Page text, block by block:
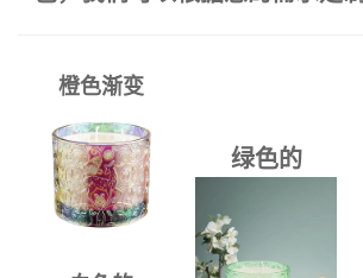
橙色渐变
绿色的